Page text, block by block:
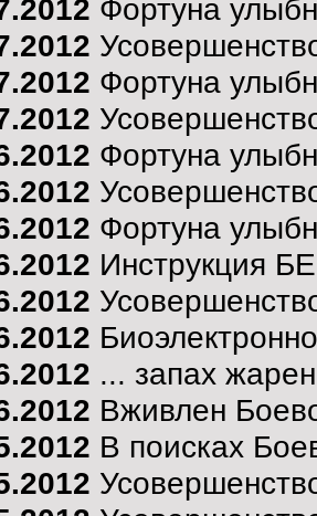
Фортуна
Фортуна
Фортуна
Фортуна
Инструкция
... запах
Вживлен
В поисках